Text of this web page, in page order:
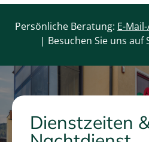
Persönliche Beratung: E-
| Besuchen Sie uns auf
Dienstzeiten